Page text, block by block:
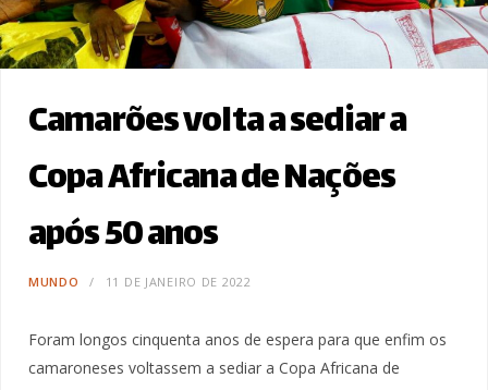
Camarões volta a sediar a
Copa Africana de Nações
após 50 anos
MUNDO 11 DE JANEIRO DE 2022
Foram longos cinquenta anos de espera para que enfim os
camaroneses voltassem a sediar a Copa Africana de